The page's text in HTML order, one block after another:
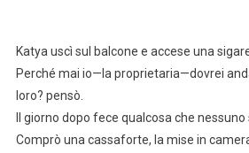
Katya uscì sul balcone e accese una
Perché mai io—la proprietaria—dovrei
loro? pensò.
Il giorno dopo fece qualcosa che
Comprò una cassaforte, la mise in